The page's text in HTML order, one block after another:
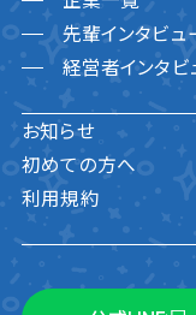
先輩インタビュ
経営者インタビ
お知らせ
初めての方へ
利用規約